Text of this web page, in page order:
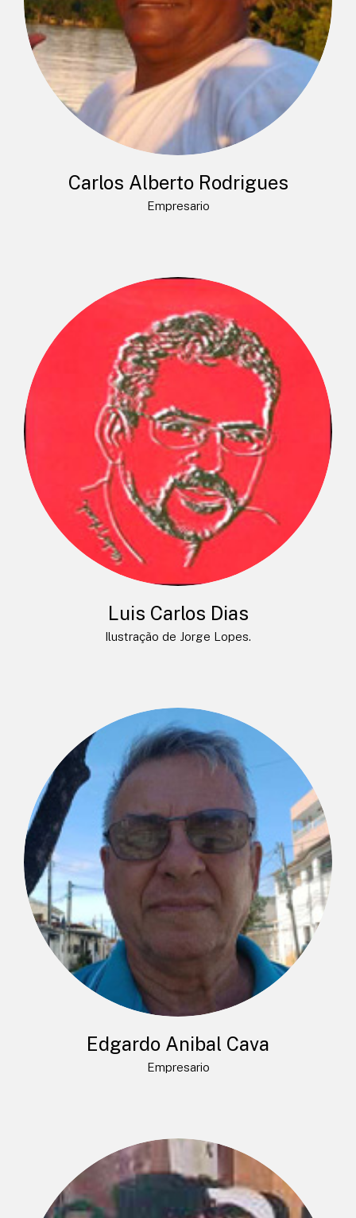
Carlos Alberto Rodrigues
Empresario
Luis Carlos Dias
Ilustração de Jorge Lopes.
Edgardo Anibal Cava
Empresario